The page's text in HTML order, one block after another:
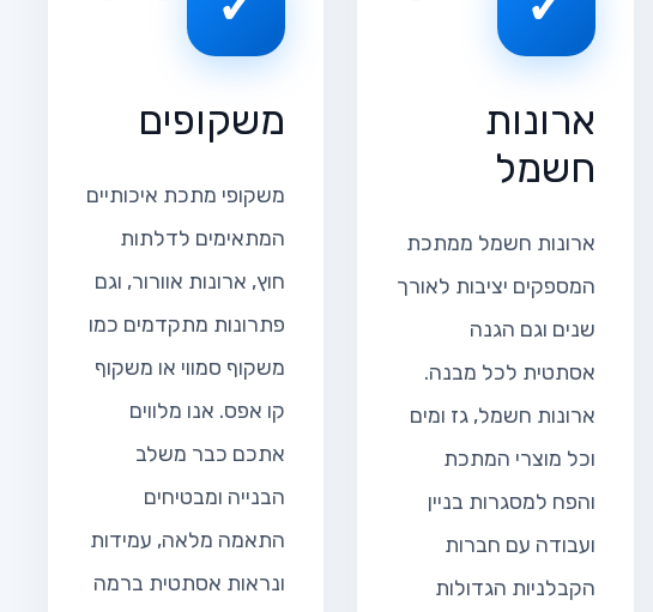
ארונות
חשמל
ארונות חשמל ממתכת
המספקים יציבות לאורך
שנים וגם הגנה
אסתטית לכל מבנה.
ארונות חשמל, גז ומים
וכל מוצרי המתכת
והפח למסגרות בניין
ועבודה עם חברות
הקבלניות הגדולות
משקופים
משקופי מתכת איכותיים
המתאימים לדלתות
חוץ, ארונות אוורור, וגם
פתרונות מתקדמים כמו
משקוף סמווי או משקוף
קו אפס. אנו מלווים
אתכם כבר משלב
הבנייה ומבטיחים
התאמה מלאה, עמידות
ונראות אסתטית ברמה